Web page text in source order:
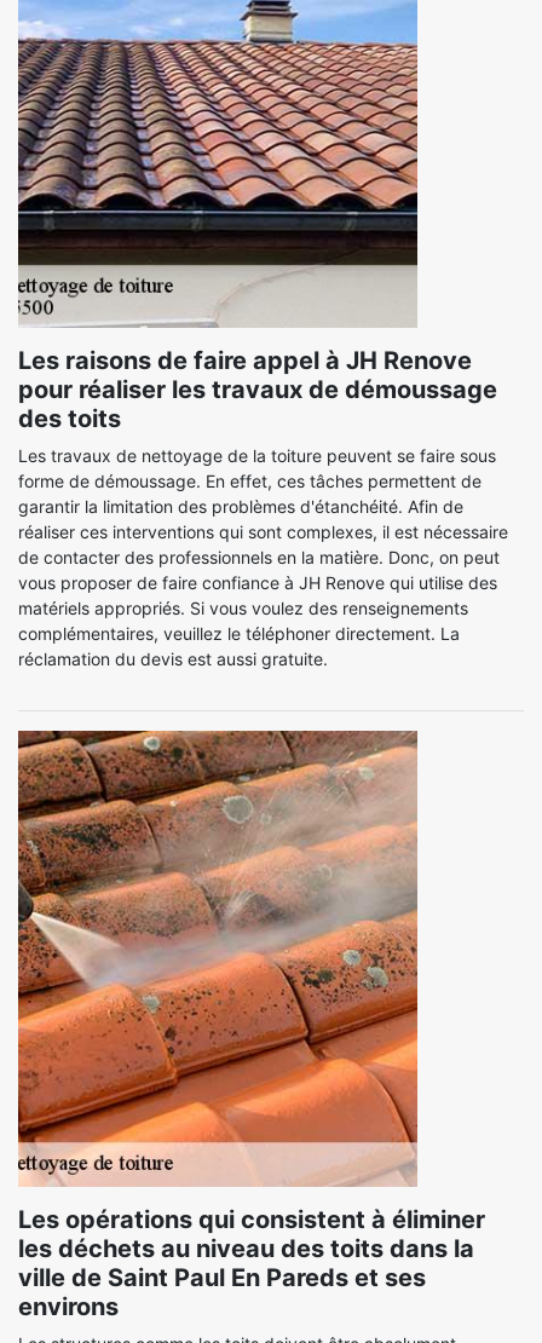
Les raisons de faire appel à JH Renove
pour réaliser les travaux de démoussage
des toits
Les travaux de nettoyage de la toiture peuvent se faire sous
forme de démoussage. En effet, ces tâches permettent de
garantir la limitation des problèmes d'étanchéité. Afin de
réaliser ces interventions qui sont complexes, il est nécessaire
de contacter des professionnels en la matière. Donc, on peut
vous proposer de faire confiance à JH Renove qui utilise des
matériels appropriés. Si vous voulez des renseignements
complémentaires, veuillez le téléphoner directement. La
réclamation du devis est aussi gratuite.
Les opérations qui consistent à éliminer
les déchets au niveau des toits dans la
ville de Saint Paul En Pareds et ses
environs